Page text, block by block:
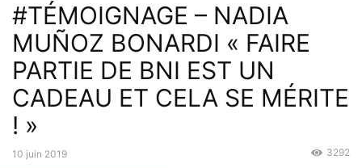
#TÉMOIGNAGE – NADIA
MUÑOZ BONARDI « FAIRE
PARTIE DE BNI EST UN
CADEAU ET CELA SE MÉRITE
! »
10 juin 2019 3292